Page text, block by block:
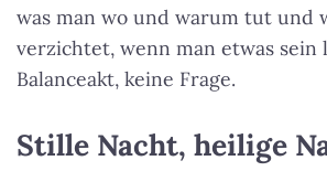
was man wo und warum tut und
verzichtet, wenn man etwas sein
Balanceakt, keine Frage.
Stille Nacht, heilige